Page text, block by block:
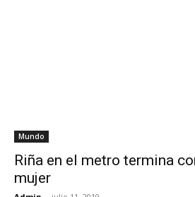
Mundo
Riña en el metro termina
mujer